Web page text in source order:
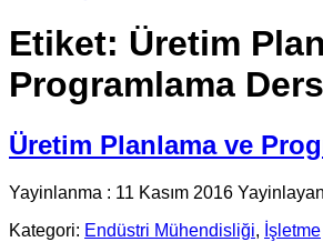
Etiket: Üretim
Programlama
Üretim Planlama ve
Yayinlanma : 11 Kasım 2016
Kategori: Endüstri Mühendisliği, İşletme